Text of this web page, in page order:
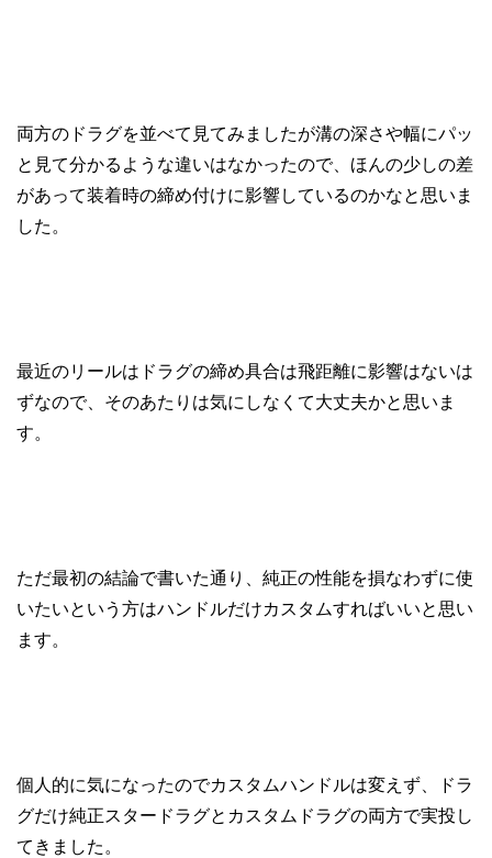
両方のドラグを並べて見てみましたが溝の深さや幅にパッ
と見て分かるような違いはなかったので、ほんの少しの差
があって装着時の締め付けに影響しているのかなと思いま
した。
最近のリールはドラグの締め具合は飛距離に影響はないは
ずなので、そのあたりは気にしなくて大丈夫かと思いま
す。
ただ最初の結論で書いた通り、純正の性能を損なわずに使
いたいという方はハンドルだけカスタムすればいいと思い
ます。
個人的に気になったのでカスタムハンドルは変えず、ドラ
グだけ純正スタードラグとカスタムドラグの両方で実投し
てきました。